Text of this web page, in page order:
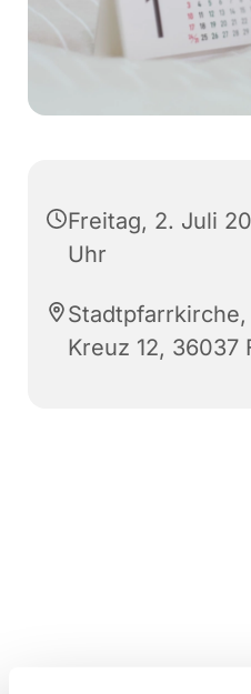
Freitag, 2. Juli
Uhr
Kreuz 12, 36037